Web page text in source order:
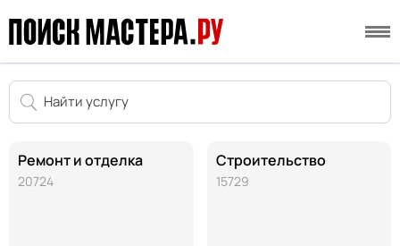
Ремонт и отделка
20724
Строительство
15729